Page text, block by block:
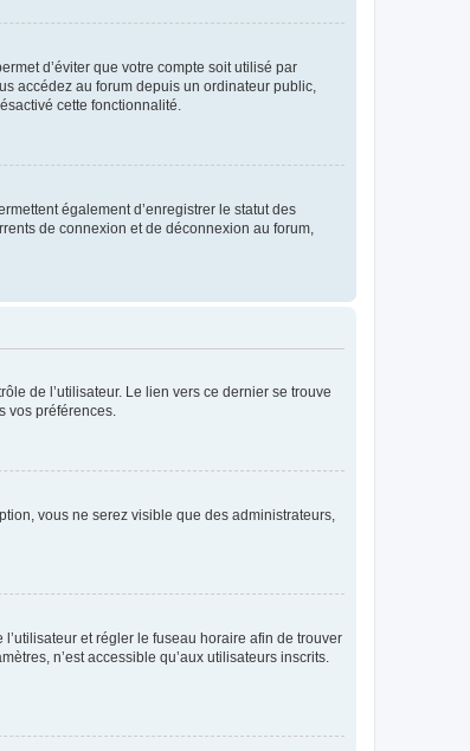
d’éviter que votre compte soit utilisé par
accédez au forum depuis un ordinateur public,
cette fonctionnalité.
également d’enregistrer le statut des
de connexion et de déconnexion au forum,
de l’utilisateur. Le lien vers ce dernier se trouve
vos préférences.
vous ne serez visible que des administrateurs,
et régler le fuseau horaire afin de trouver
n’est accessible qu’aux utilisateurs inscrits.